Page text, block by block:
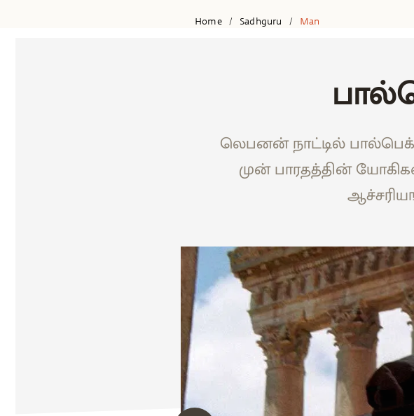
Home / Sadhguru / Man
லெபனன் நாட்டில் பால்பெக்
முன் பாரதத்தின்